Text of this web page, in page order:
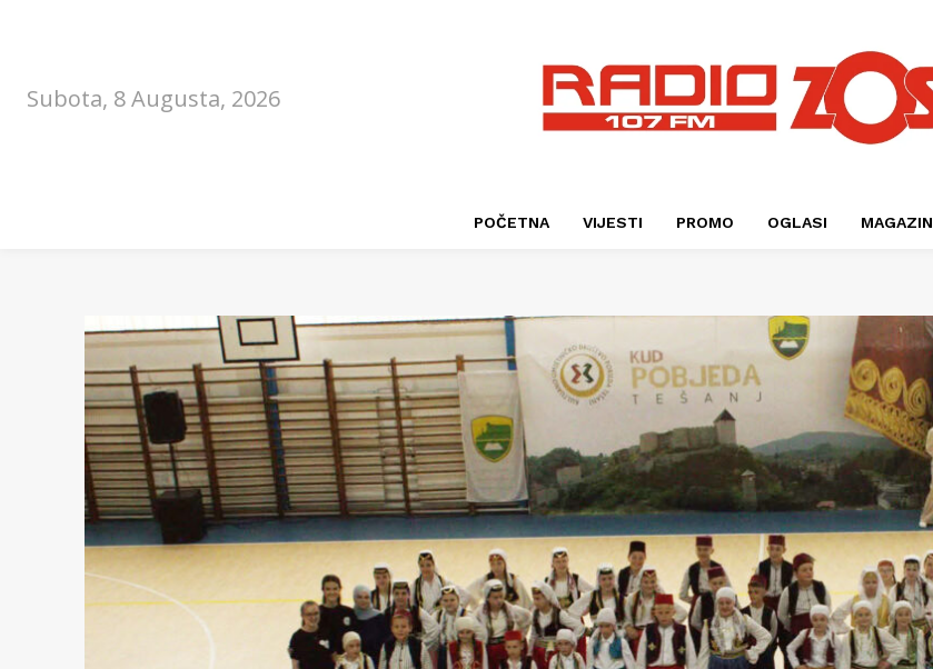
Subota, 8 Augusta, 2026
POČETNA VIJESTI PROMO OGLASI MAGAZIN